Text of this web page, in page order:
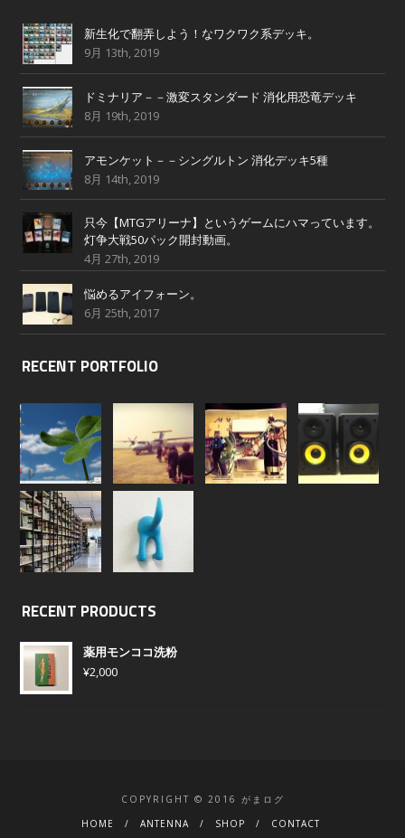
新生化で翻弄しよう！なワクワク系デッキ。
9月 13th, 2019
ドミナリア－－激変スタンダード 消化用恐竜デッキ
8月 19th, 2019
アモンケット－－シングルトン 消化デッキ5種
8月 14th, 2019
只今【MTGアリーナ】というゲームにハマっています。
灯争大戦50パック開封動画。
4月 27th, 2019
悩めるアイフォーン。
6月 25th, 2017
RECENT PORTFOLIO
RECENT PRODUCTS
薬用モンココ洗粉
¥2,000
COPYRIGHT © 2016 がまログ
HOME
ANTENNA SHOP CONTACT